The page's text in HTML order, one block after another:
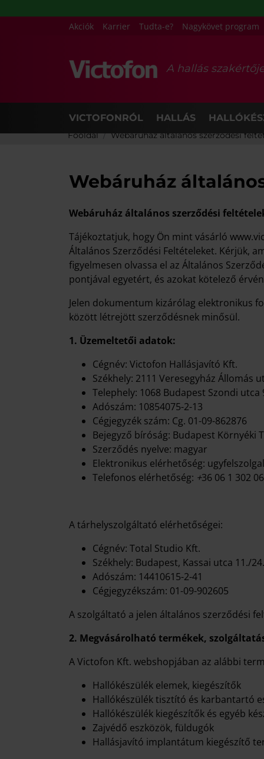
Akciók Karrier Tudta-e? Nagykövet program
A hallás
VICTOFONRÓL HALLÁS
Főoldal Webáruház általános szerződési
Webáruház
Webáruház általános szerződési
Tájékoztatjuk, hogy Ön mint vásárló
Általános Szerződési Feltételeket. Kérjük,
figyelmesen olvassa el az Általános
pontjával egyetért, és azokat kötelező
Jelen dokumentum kizárólag elektronikus
között létrejött szerződésnek minősül.
1. Üzemeltetői adatok:
Cégnév: Victofon Hallásjavító Kft.
Székhely: 2111 Veresegyház Állomás
Telephely: 1068 Budapest Szondi utca
Adószám: 10854075-2-13
Cégjegyzék szám: Cg. 01-09-862876
Bejegyző bíróság: Budapest Környéki
Szerződés nyelve: magyar
Elektronikus elérhetőség:
Telefonos elérhetőség: +36 06 1 302
A tárhelyszolgáltató elérhetőségei:
Cégnév: Total Studio Kft.
Székhely: Budapest, Kassai utca 11./24.
Adószám: 14410615-2-41
Cégjegyzékszám: 01-09-902605
A szolgáltató a jelen általános szerződési
2. Megvásárolható termékek,
A Victofon Kft. webshopjában az alábbi
Hallókészülék elemek, kiegészítők
Hallókészülék tisztító és karbantartó
Hallókészülék kiegészítők és egyéb
Zajvédő eszközök, füldugók
Hallásjavító implantátum kiegészítő